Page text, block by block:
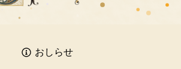
おしらせ